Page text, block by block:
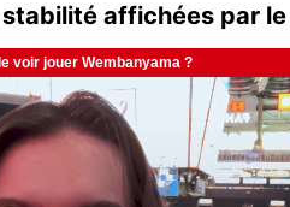
affichées par